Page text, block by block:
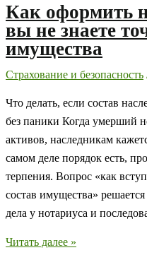
Как оформить
вы не знаете
имущества
Страхование и безопасность
Что делать, если состав
без паники Когда умерший
активов, наследникам
самом деле порядок есть,
терпения. Вопрос «как
состав имущества»
дела у нотариуса и
Как
Читать далее »